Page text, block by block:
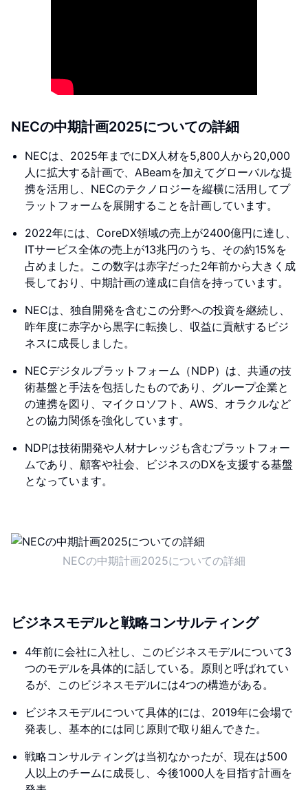
NECの中期計画2025についての詳細
NECは、2025年までにDX人材を5,800人から20,000
人に拡大する計画で、ABeamを加えてグローバルな提
携を活用し、NECのテクノロジーを縦横に活用してプ
ラットフォームを展開することを計画しています。
2022年には、CoreDX領域の売上が2400億円に達し、
ITサービス全体の売上が13兆円のうち、その約15%を
占めました。この数字は赤字だった2年前から大きく成
長しており、中期計画の達成に自信を持っています。
NECは、独自開発を含むこの分野への投資を継続し、
昨年度に赤字から黒字に転換し、収益に貢献するビジ
ネスに成長しました。
NECデジタルプラットフォーム（NDP）は、共通の技
術基盤と手法を包括したものであり、グループ企業と
の連携を図り、マイクロソフト、AWS、オラクルなど
との協力関係を強化しています。
NDPは技術開発や人材ナレッジも含むプラットフォー
ムであり、顧客や社会、ビジネスのDXを支援する基盤
となっています。
NECの中期計画2025についての詳細
ビジネスモデルと戦略コンサルティング
4年前に会社に入社し、このビジネスモデルについて3
つのモデルを具体的に話している。原則と呼ばれてい
るが、このビジネスモデルには4つの構造がある。
ビジネスモデルについて具体的には、2019年に会場で
発表し、基本的には同じ原則で取り組んできた。
戦略コンサルティングは当初なかったが、現在は500
人以上のチームに成長し、今後1000人を目指す計画を